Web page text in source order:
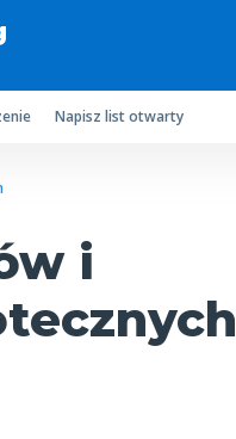
Napisz list otwarty
i